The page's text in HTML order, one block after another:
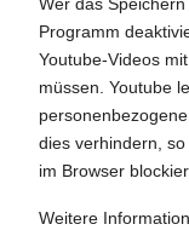
Wer das
Programm
Youtube-Videos
müssen. Youtube
dies verhindern,
im Browser
Weitere